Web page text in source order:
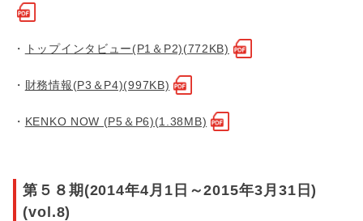
・ トップインタビュー(P1＆P2)(772KB)
・ 財務情報(P3＆P4)(997KB)
・ KENKO NOW (P5＆P6)(1.38MB)
第５８期(2014年4月1日～2015年3月31日)
(vol.8)